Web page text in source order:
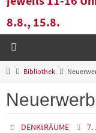
8.8., 15.8.
StartBibliothek
DENKtRÄUME 7.